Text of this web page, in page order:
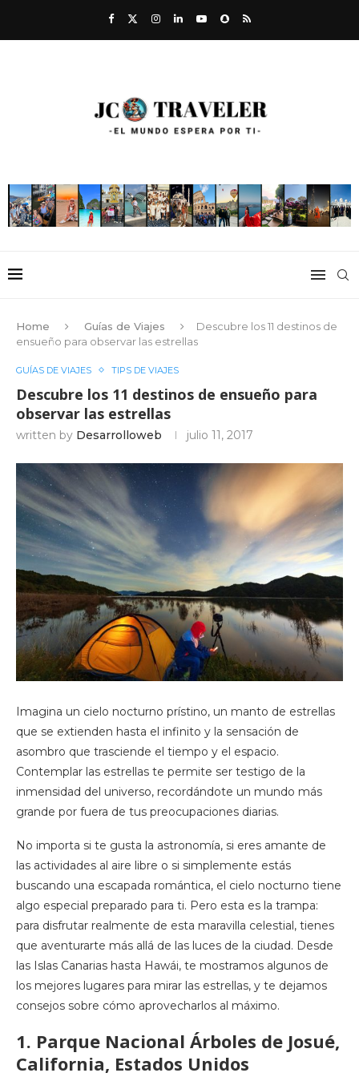
Home Guías de Viajes
Descubre los 11 destinos de
ensueño para observar las estrellas
GUÍAS DE VIAJES TIPS DE VIAJES
Descubre los 11 destinos de ensueño para
observar las estrellas
written by Desarrolloweb julio 11, 2017
Imagina un cielo nocturno prístino, un manto de estrellas
que se extienden hasta el infinito y la sensación de
asombro que trasciende el tiempo y el espacio.
Contemplar las estrellas te permite ser testigo de la
inmensidad del universo, recordándote un mundo más
grande por fuera de tus preocupaciones diarias.
No importa si te gusta la astronomía, si eres amante de
las actividades al aire libre o si simplemente estás
buscando una escapada romántica, el cielo nocturno tiene
algo especial preparado para ti. Pero esta es la trampa:
para disfrutar realmente de esta maravilla celestial, tienes
que aventurarte más allá de las luces de la ciudad. Desde
las Islas Canarias hasta Hawái, te mostramos algunos de
los mejores lugares para mirar las estrellas, y te dejamos
consejos sobre cómo aprovecharlos al máximo.
1. Parque Nacional Árboles de Josué,
California, Estados Unidos